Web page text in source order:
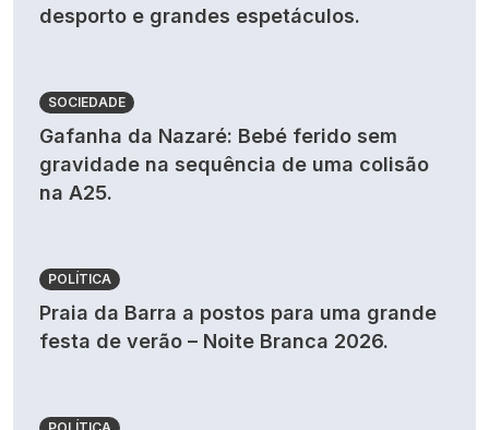
desporto e grandes espetáculos.
SOCIEDADE
Gafanha da Nazaré: Bebé ferido sem
gravidade na sequência de uma colisão
na A25.
POLÍTICA
Praia da Barra a postos para uma grande
festa de verão – Noite Branca 2026.